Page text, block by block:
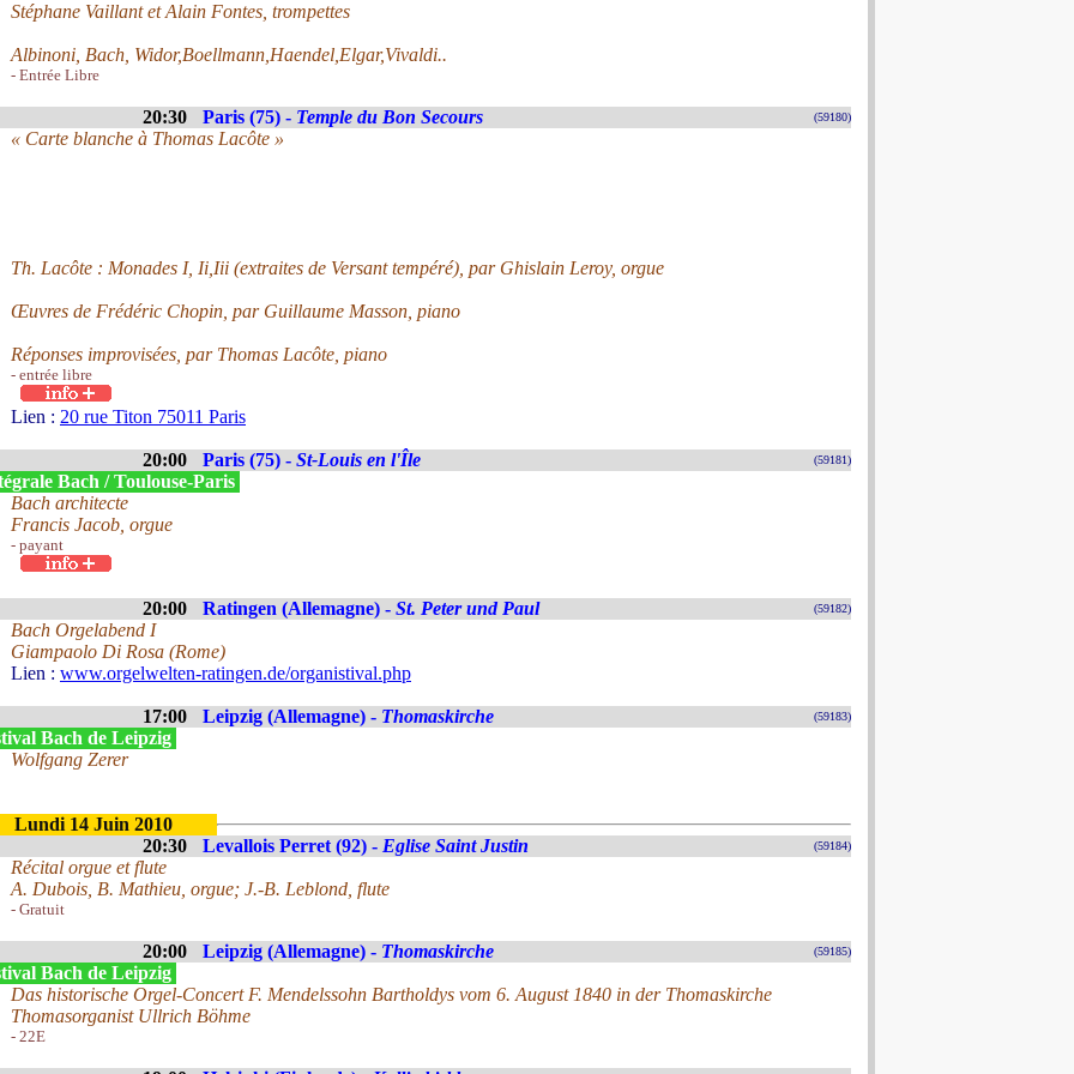
Stéphane Vaillant et Alain Fontes, trompettes
Albinoni, Bach, Widor,Boellmann,Haendel,Elgar,Vivaldi..
- Entrée Libre
20:30 Paris (75) - Temple du Bon Secours (59180)
« Carte blanche à Thomas Lacôte »
Th. Lacôte : Monades I, Ii,Iii (extraites de Versant tempéré), par Ghislain Leroy, orgue
Œuvres de Frédéric Chopin, par Guillaume Masson, piano
Réponses improvisées, par Thomas Lacôte, piano
- entrée libre
Lien : 20 rue Titon 75011 Paris
20:00 Paris (75) - St-Louis en l'Île (59181)
Bach / Toulouse-Paris
Bach architecte
Francis Jacob, orgue
- payant
20:00 Ratingen (Allemagne) - St. Peter und Paul (59182)
Bach Orgelabend I
Giampaolo Di Rosa (Rome)
Lien : www.orgelwelten-ratingen.de/organistival.php
17:00 Leipzig (Allemagne) - Thomaskirche (59183)
Bach de Leipzig
Wolfgang Zerer
Lundi 14 Juin 2010
20:30
Levallois Perret (92) - Eglise Saint Justin (59184)
Récital orgue et flute
A. Dubois, B. Mathieu, orgue; J.-B. Leblond, flute
- Gratuit
20:00 Leipzig (Allemagne) - Thomaskirche (59185)
Bach de Leipzig
Das historische Orgel-Concert F. Mendelssohn Bartholdys vom 6. August 1840 in der Thomaskirche
Thomasorganist Ullrich Böhme
- 22E